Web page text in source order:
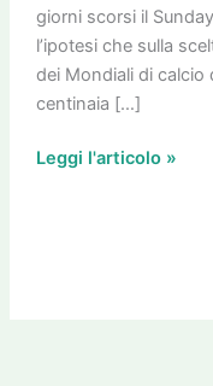
giorni scorsi il
l’ipotesi che sulla
dei Mondiali di
centinaia […]
Leggi l'articolo »